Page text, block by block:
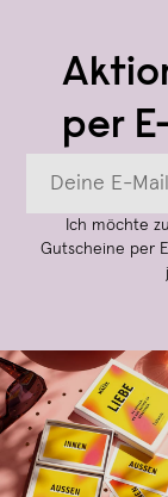
per
Ich möchte
Gutscheine per